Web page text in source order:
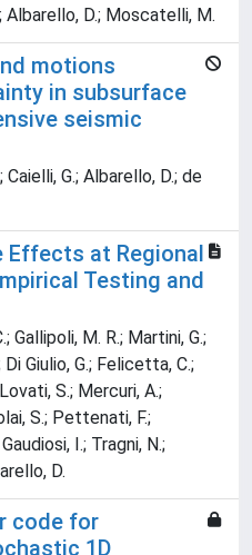
Albarello, D.; Moscatelli, M.
motions
in subsurface
seismic
G.; Albarello, D.; de
Effects at Regional
Testing and
Gallipoli, M. R.; Martini, G.;
Di Giulio, G.; Felicetta, C.;
S.; Mercuri, A.;
S.; Pettenati, F.;
I.; Tragni, N.;
D.
code for
1D